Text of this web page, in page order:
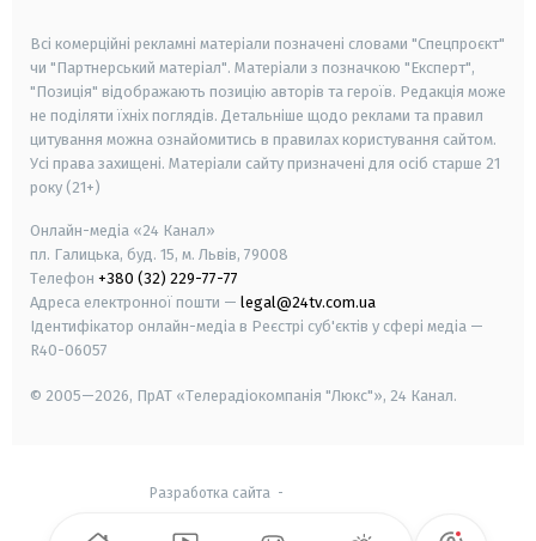
Всі комерційні рекламні матеріали позначені словами "Спецпроєкт"
чи "Партнерський матеріал". Матеріали з позначкою "Експерт",
"Позиція" відображають позицію авторів та героїв. Редакція може
не поділяти їхніх поглядів. Детальніше щодо реклами та правил
цитування можна ознайомитись в правилах користування сайтом.
Усі права захищені. Матеріали сайту призначені для осіб старше 21
року (21+)
Онлайн-медіа «24 Канал»
пл. Галицька, буд. 15, м. Львів, 79008
Телефон +380 (32) 229-77-77
Адреса електронної пошти — legal@24tv.com.ua
Ідентифікатор онлайн-медіа в Реєстрі суб'єктів у сфері медіа —
R40-06057
© 2005—2026, ПрАТ «Телерадіокомпанія "Люкс"», 24 Канал.
Разработка сайта -